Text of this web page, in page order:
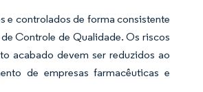
e controlados de forma consistente
Controle de Qualidade. Os riscos
acabado devem ser reduzidos ao
de empresas farmacêuticas e